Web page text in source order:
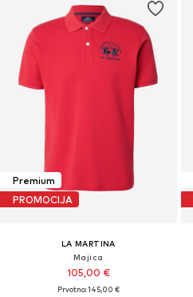
Premium
PROMOCIJA
LA MARTINA
Majica
105,00 €
Prvotno: 145,00 €